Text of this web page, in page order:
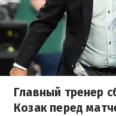
Главный тренер
Козак перед